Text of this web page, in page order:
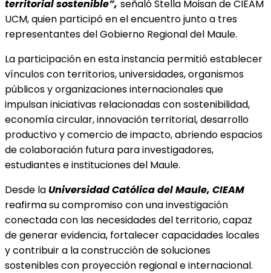
territorial sostenible”, señalóStella Moisan de CIEAM
UCM, quien participó en el encuentro junto a tres
representantes del Gobierno Regional del Maule.
La participación en esta instancia permitió establecer
vínculos con territorios, universidades, organismos
públicos y organizaciones internacionales que
impulsan iniciativas relacionadas con sostenibilidad,
economía circular, innovación territorial, desarrollo
productivo y comercio de impacto, abriendo espacios
de colaboración futura para investigadores,
estudiantes e instituciones del Maule.
Desde laUniversidad Católica del Maule, CIEAM
reafirma su compromiso con una investigación
conectada con las necesidades del territorio, capaz
de generar evidencia, fortalecer capacidades locales
y contribuir a la construcción de soluciones
sostenibles con proyección regional e internacional.